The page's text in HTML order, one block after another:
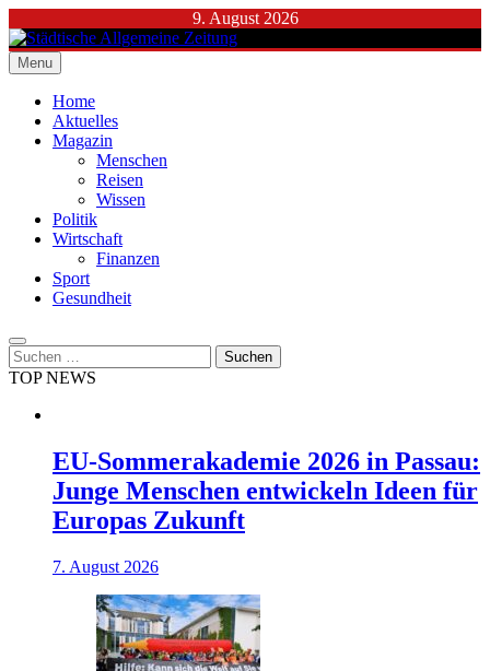
to
content
9. August 2026
Städtische Allgemeine Zeitung
Menu
Home
Aktuelles
Magazin
Menschen
Reisen
Wissen
Politik
Wirtschaft
Finanzen
Sport
Gesundheit
Suchen
nach:
TOP NEWS
EU-Sommerakademie 2026 in Passau:
Junge Menschen entwickeln Ideen für
Europas Zukunft
7. August 2026